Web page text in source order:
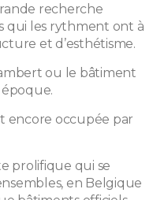
recherche
qui les rythment ont à
et d’esthétisme.
ou le bâtiment
encore occupée par
prolifique qui se
en Belgique